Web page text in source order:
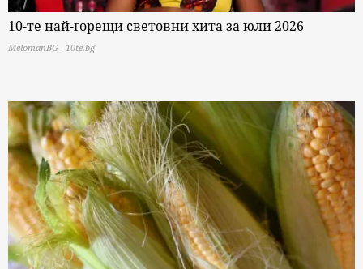
10-те най-горещи световни хита за юли 2026
MelomanBG - 10te.bg